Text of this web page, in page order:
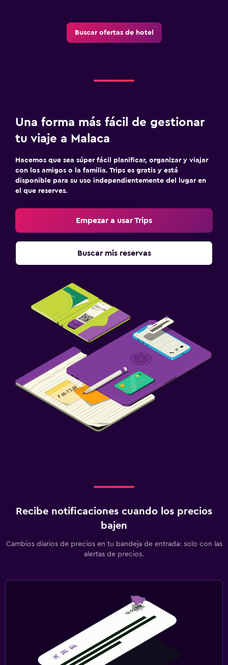
Buscar ofertas de hotel
Una forma más fácil de gestionar
tu viaje a Malaca
Hacemos que sea súper fácil planificar, organizar y viajar
con los amigos o la familia. Trips es gratis y está
disponible para su uso independientemente del lugar en
el que reserves.
Empezar a usar Trips
Buscar mis reservas
Recibe notificaciones cuando los precios
bajen
Cambios diarios de precios en tu bandeja de entrada: solo con las
alertas de precios.